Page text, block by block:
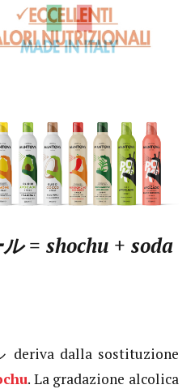
= shochu + soda
deriva dalla sostituzione
. La gradazione alcolica